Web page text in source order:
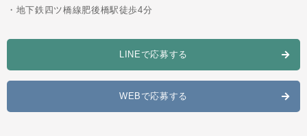
・地下鉄四ツ橋線肥後橋駅徒歩4分
LINEで応募する
WEBで応募する